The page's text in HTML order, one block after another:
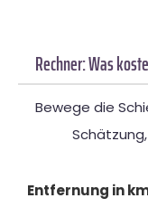
Rechner: Was
Bewege die
Entfernung in